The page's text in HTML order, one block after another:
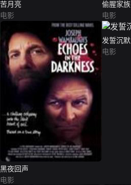
苦月亮
电影
偷腥家族
电影
黑夜回声
电影
发誓沉默
电影